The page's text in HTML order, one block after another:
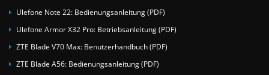
Ulefone Note 22: Bedienungsanleitung (PDF)
Ulefone Armor X32 Pro: Betriebsanleitung (PDF)
ZTE Blade V70 Max: Benutzerhandbuch (PDF)
ZTE Blade A56: Bedienungsanleitung (PDF)